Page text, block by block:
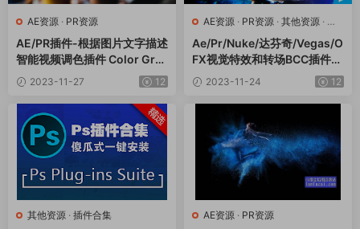
AE资源 · PR资源
AE/PR插件-根据图片文字描述
智能视频调色插件 Color Gra
de Prompter V1.2.3 Win
2023-11-27 12
AE资源 · PR资源 · 其他资源 · 达
芬奇资源
Ae/Pr/Nuke/达芬奇/Vegas/O
FX视觉特效和转场BCC插件C
ontinuum 2024 v17.0.1 Win
2023-11-24 12
其他资源 · 插件合集 AE资源 · PR资源